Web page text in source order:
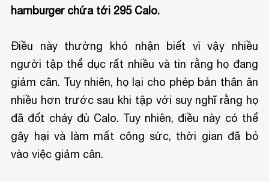
hamburger chứa tới 295 Calo.
Điều này thường khó nhận biết vì vậy nhiều
người tập thể dục rất nhiều và tin rằng họ đang
giảm cân. Tuy nhiên, họ lại cho phép bản thân ăn
nhiều hơn trước sau khi tập với suy nghĩ rằng họ
đã đốt cháy đủ Calo. Tuy nhiên, điều này có thể
gây hại và làm mất công sức, thời gian đã bỏ
vào việc giảm cân.